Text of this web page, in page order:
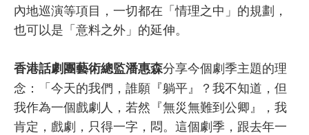
內地巡演等項目，一切都在「情理之中」的規劃，
也可以是「意料之外」的延伸。
香港話劇團藝術總監潘惠森分享今個劇季主題的理
念：「今天的我們，誰願『躺平』？我不知道，但
我作為一個戲劇人，若然『無災無難到公卿』，我
肯定，戲劇，只得一字，悶。這個劇季，跟去年一